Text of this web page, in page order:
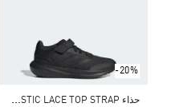
-20%
ح
ذاء RUNFALCON 3.0 ELASTIC LACE TOP STRAP